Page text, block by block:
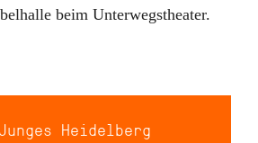
beim Unterwegstheater.
Heidelberg